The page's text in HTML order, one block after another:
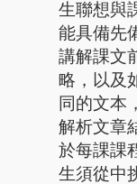
生聯想與
能具備先
講解課文
略，以及
同的文本
解析文章
於每課課
生須從中